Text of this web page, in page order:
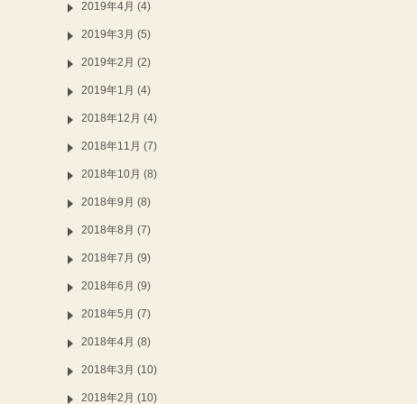
2019年4月 (4)
2019年3月 (5)
2019年2月 (2)
2019年1月 (4)
2018年12月 (4)
2018年11月 (7)
2018年10月 (8)
2018年9月 (8)
2018年8月 (7)
2018年7月 (9)
2018年6月 (9)
2018年5月 (7)
2018年4月 (8)
2018年3月 (10)
2018年2月 (10)